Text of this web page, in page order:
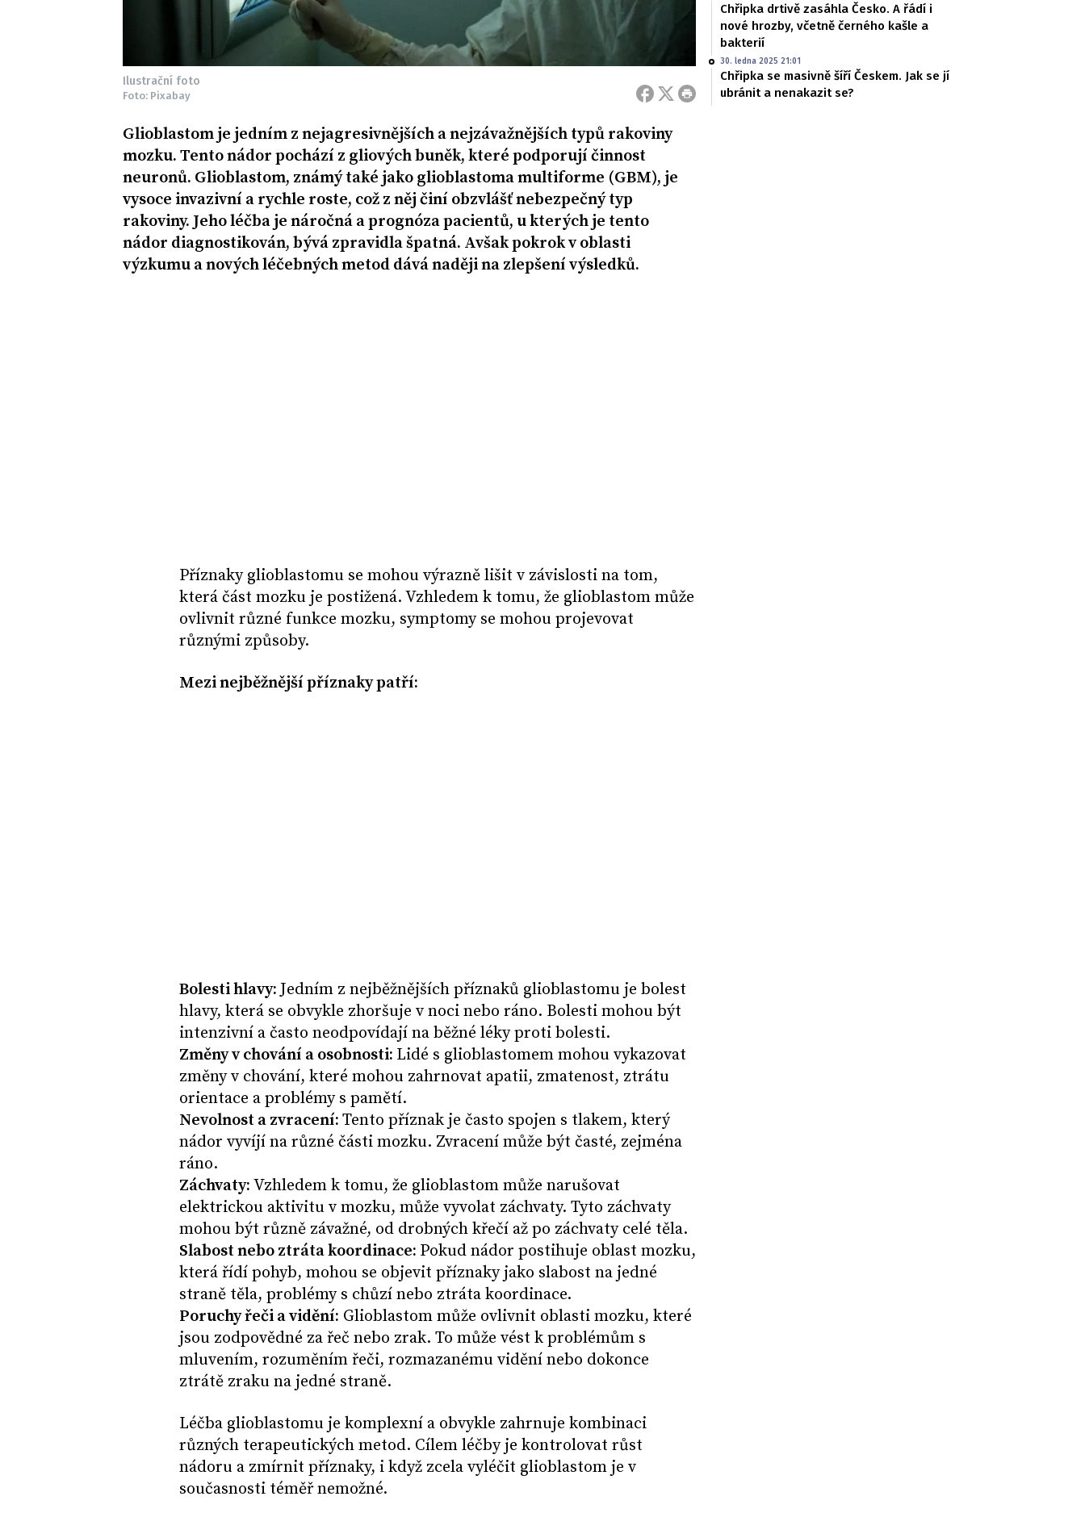
Ilustrační foto
Foto: Pixabay
Glioblastom je jedním z nejagresivnějších a nejzávažnějších typů rakoviny
mozku. Tento nádor pochází z gliových buněk, které podporují činnost
neuronů. Glioblastom, známý také jako glioblastoma multiforme (GBM), je
vysoce invazivní a rychle roste, což z něj činí obzvlášť nebezpečný typ
rakoviny. Jeho léčba je náročná a prognóza pacientů, u kterých je tento
nádor diagnostikován, bývá zpravidla špatná. Avšak pokrok v oblasti
výzkumu a nových léčebných metod dává naději na zlepšení výsledků.
Příznaky glioblastomu se mohou výrazně lišit v závislosti na tom,
která část mozku je postižená. Vzhledem k tomu, že glioblastom může
ovlivnit různé funkce mozku, symptomy se mohou projevovat
různými způsoby.
Mezi nejběžnější příznaky patří:
Bolesti hlavy:Jedním z nejběžnějších příznaků glioblastomu je bolest
hlavy, která se obvykle zhoršuje v noci nebo ráno. Bolesti mohou být
intenzivní a často neodpovídají na běžné léky proti bolesti.
Změny v chování a osobnosti: Lidé s glioblastomem mohou vykazovat
změny v chování, které mohou zahrnovat apatii, zmatenost, ztrátu
orientace a problémy s pamětí.
Nevolnost a zvracení: Tento příznak je často spojen s tlakem, který
nádor vyvíjí na různé části mozku. Zvracení může být časté, zejména
ráno.
Záchvaty: Vzhledem k tomu, že glioblastom může narušovat
elektrickou aktivitu v mozku, může vyvolat záchvaty. Tyto záchvaty
mohou být různě závažné, od drobných křečí až po záchvaty celé těla.
Slabost nebo ztráta koordinace: Pokud nádor postihuje oblast mozku,
která řídí pohyb, mohou se objevit příznaky jako slabost na jedné
straně těla, problémy s chůzí nebo ztráta koordinace.
Poruchy řeči a vidění: Glioblastom může ovlivnit oblasti mozku, které
jsou zodpovědné za řeč nebo zrak. To může vést k problémům s
mluvením, rozuměním řeči, rozmazanému vidění nebo dokonce
ztrátě zraku na jedné straně.
Léčba glioblastomu je komplexní a obvykle zahrnuje kombinaci
různých terapeutických metod. Cílem léčby je kontrolovat růst
nádoru a zmírnit příznaky, i když zcela vyléčit glioblastom je v
současnosti téměř nemožné.
Chřipka drtivě zasáhla Česko. A řádí i
nové hrozby, včetně černého kašle a
bakterií
30. ledna 2025 21:01
Chřipka se masivně šíří Českem. Jak se jí
ubránit a nenakazit se?